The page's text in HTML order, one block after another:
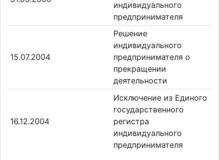
индивидуального
предпринимателя
15.07.2004
Решение
индивидуального
предпринимателя о
прекращении
деятельности
16.12.2004
Исключение из Единого
государственного
регистра
индивидуального
предпринимателя